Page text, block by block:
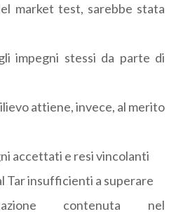
market test, sarebbe stata
impegni stessi da parte di
attiene, invece, al merito
accettati e resi vincolanti
Tar insufficienti a superare
contenuta nel